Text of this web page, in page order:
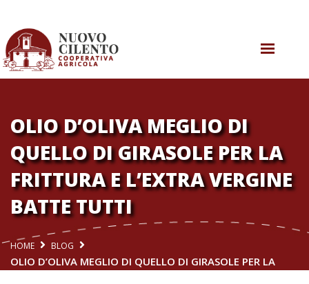
CHI SIAMO
COSA SAPPIAMO
COSA FACCIAMO
AGRICOLTURA RIGENERATIVA
COSA SUCCEDE
CONTATTI
OLIO D’OLIVA MEGLIO DI
QUELLO DI GIRASOLE PER LA
FRITTURA E L’EXTRA VERGINE
BATTE TUTTI
HOME BLOG
OLIO D’OLIVA MEGLIO DI QUELLO DI GIRASOLE PER LA